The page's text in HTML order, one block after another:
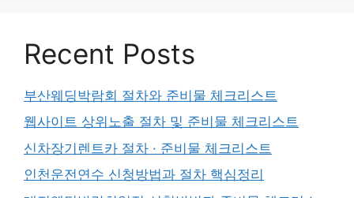
Recent Posts
부산웨딩박람회 절차와 준비물 체크리스트
웹사이트 상위노출 절차 및 준비물 체크리스트
신차장기렌트카 절차 · 준비물 체크리스트
인천운전연수 신청방법과 절차 핵심정리